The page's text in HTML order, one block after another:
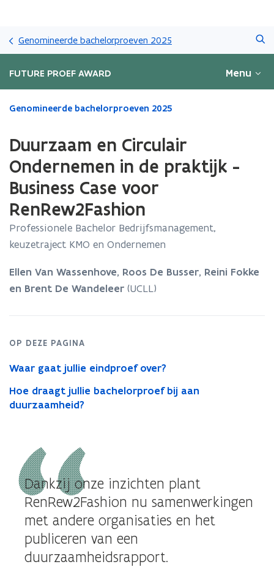
en
naar
gaan
Genomineerde bachelorproeven 2025
FUTURE PROEF AWARD Menu
Gedaan
bevindt
zich
op:
Duurzaam
Circulair
praktijk
RenRew2Fashion
Genomineerde bachelorproeven 2025
Duurzaam en Circulair
Ondernemen in de praktijk -
Business Case voor
RenRew2Fashion
Professionele Bachelor Bedrijfsmanagement,
keuzetraject KMO en Ondernemen
Ellen Van Wassenhove, Roos De Busser, Reini Fokke
en Brent De Wandeleer (UCLL)
OP DEZE PAGINA
Waar gaat jullie eindproef over?
Hoe draagt jullie bachelorproef bij aan
duurzaamheid?
Dankzij onze inzichten plant
RenRew2Fashion nu samenwerkingen
met andere organisaties en het
publiceren van een
duurzaamheidsrapport.